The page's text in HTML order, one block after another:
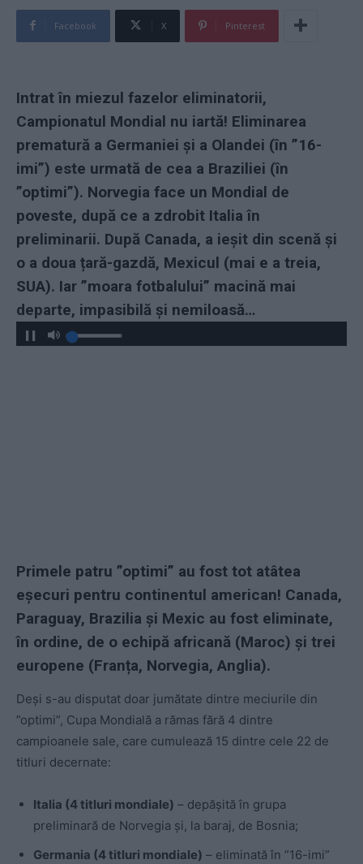
Facebook X Pinterest
Intrat în miezul fazelor eliminatorii,
Campionatul Mondial nu iartă! Eliminarea
prematură a Germaniei și a Olandei (în ”16-
imi”) este urmată de cea a Braziliei (în
”optimi”). Norvegia face un Mondial de
poveste, după ce a zdrobit Italia în
preliminarii. După Canada, a ieșit din scenă și
o a doua țară-gazdă, Mexicul (mai e a treia,
SUA). Iar ”moara fotbalului” macină mai
departe, impasibilă și nemiloasă…
Primele patru ”optimi” au fost tot atâtea
eșecuri pentru continentul american! Canada,
Paraguay, Brazilia și Mexic au fost eliminate,
în ordine, de o echipă africană (Maroc) și trei
europene (Franța, Norvegia, Anglia).
Deși s-au disputat doar jumătate dintre meciurile din
”optimi”, Cupa Mondială a rămas fără 4 dintre
campioanele sale, care cumulează 15 dintre cele 22 de
titluri decernate:
Italia (4 titluri mondiale) – depășită în grupa
preliminară de Norvegia și, la baraj, de Bosnia;
Germania (4 titluri mondiale) – eliminată în ”16-imi”